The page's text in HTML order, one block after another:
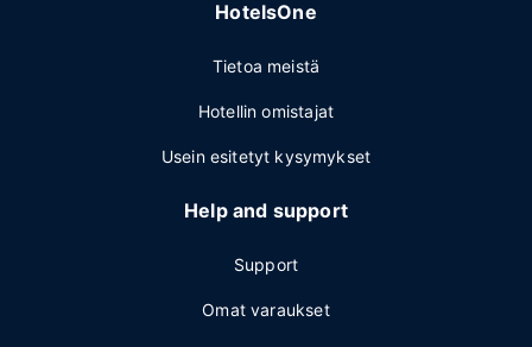
HotelsOne
Tietoa meistä
Hotellin omistajat
Usein esitetyt kysymykset
Help and support
Support
Omat varaukset